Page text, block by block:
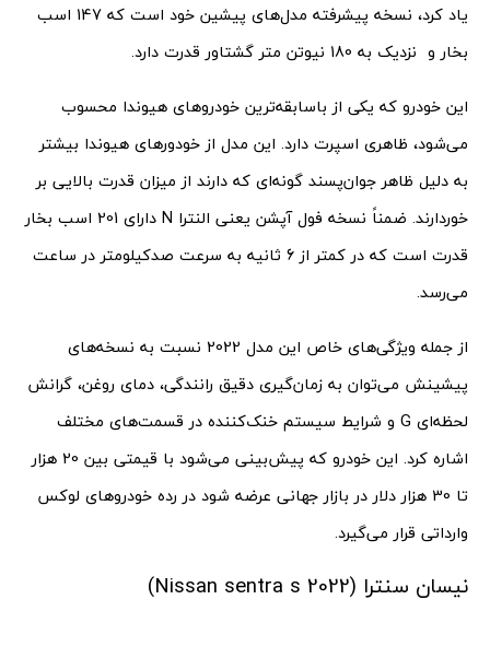
یاد کرد، نسخه پیشرفته مدل‌های پیشین خود است که 147 اسب
بخار و نزدیک به 180 نیوتن متر گشتاور قدرت دارد.
این خودرو که یکی از باسابقه‌ترین خودروهای هیوندا محسوب
می‌شود، ظاهری اسپرت دارد. این مدل از خودورهای هیوندا بیشتر
به دلیل ظاهر جوان‌پسند گونه‌ای که دارند از میزان قدرت بالایی بر
خوردارند. ضمناً نسخه فول آپشن یعنی النترا N دارای 201 اسب بخار
قدرت است که در کمتر از 6 ثانیه به سرعت صدکیلومتر در ساعت
می‌رسد.
از جمله ویژگی‌های خاص این مدل 2022 نسبت به نسخه‌های
پیشینش می‌توان به زمان‌گیری دقیق رانندگی، دمای روغن، گرانش
لحظه‌ای G و شرایط سیستم خنک‌کننده در قسمت‌های مختلف
اشاره کرد. این خودرو که پیش‌بینی می‌شود با قیمتی بین 20 هزار
تا 30 هزار دلار در بازار جهانی عرضه شود در رده خودروهای لوکس
وارداتی قرار می‌گیرد.
نیسان سنترا (Nissan sentra s 2022)